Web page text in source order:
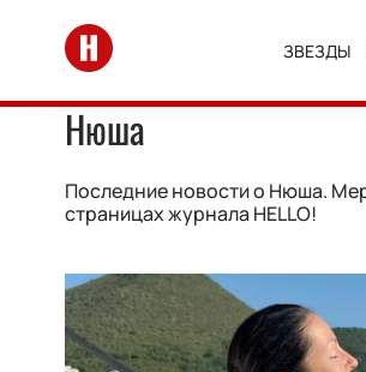
Перейти на главную
ЗВЕЗДЫ
Нюша
Последние новости о Нюша.
страницах журнала HELLO!